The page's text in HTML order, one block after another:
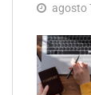
agosto